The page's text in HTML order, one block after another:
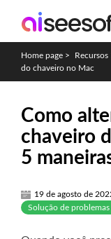
Home page > Recursos
do chaveiro no Mac
Como
chaveiro
5
19 de agosto de
Solução de